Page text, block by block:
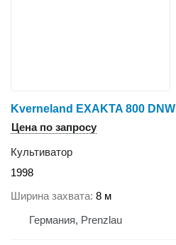
Kverneland EXAKTA 800 DNW
Цена по запросу
Культиватор
1998
Ширина захвата 8 м
Германия, Prenzlau